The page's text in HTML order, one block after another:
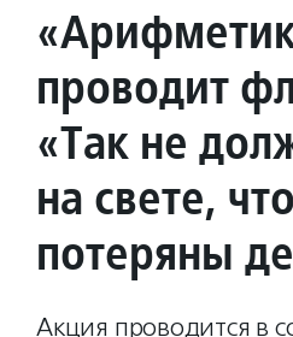
проводит
«Так не
на свете,
потеряны
Акция проводится в